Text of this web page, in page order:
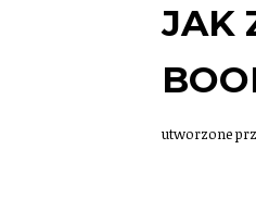
JAK
utworzone